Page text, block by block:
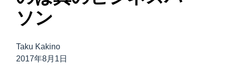
経理・総務の豆知識
ソン
Taku Kakino
2017年8月1日